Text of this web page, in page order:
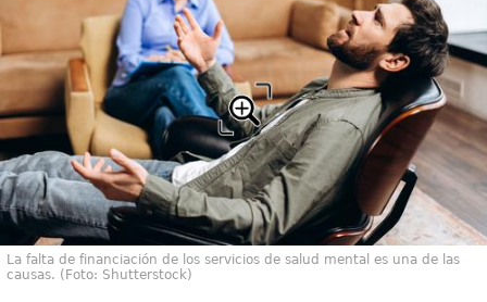
La falta de financiación de los servicios de salud mental es una de las
causas. (Foto: Shutterstock)